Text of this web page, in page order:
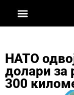
НАТО
долари за
300